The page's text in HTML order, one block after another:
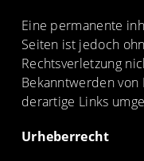
Eine permanente
Seiten ist jedoch
Rechtsverletzung
Bekanntwerden
derartige Links
Urheberrecht